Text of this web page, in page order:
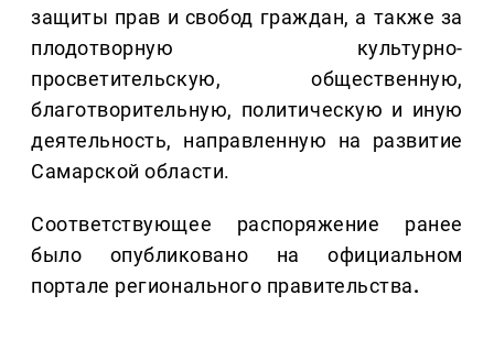
защиты прав и свобод граждан, а также за
плодотворную культурно-
просветительскую, общественную,
благотворительную, политическую и иную
деятельность, направленную на развитие
Самарской области.
Соответствующее распоряжение ранее
было опубликовано на официальном
портале регионального правительства.